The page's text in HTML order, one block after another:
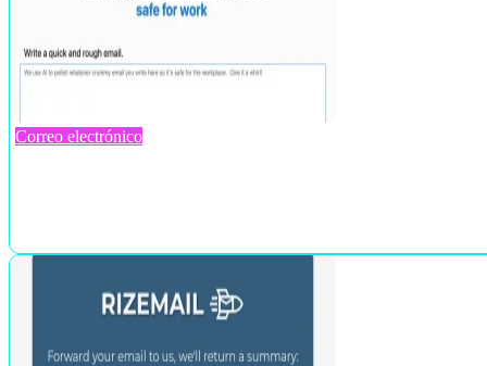
Correo electrónico